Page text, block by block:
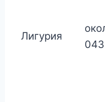
Лигурия